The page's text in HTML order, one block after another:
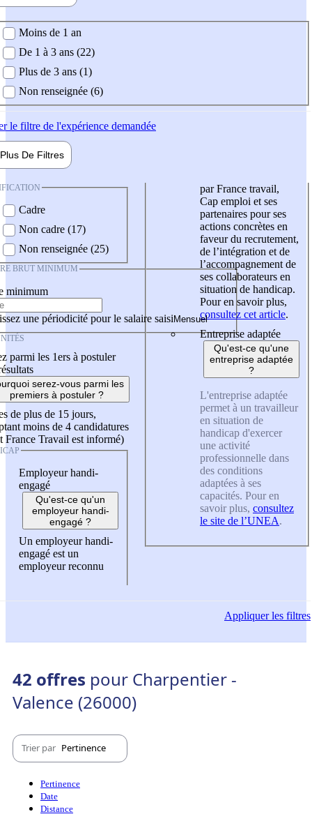
demandée
Moins de 1 an
De 1 à 3 ans (22)
Plus de 3 ans (1)
Non renseignée (6)
le filtre de l'expérience demandée
Plus De Filtres
Cadre
Non cadre (17)
Non renseignée (25)
BRUT MINIMUM
minimum
une périodicité pour le salaire saisi
parmi les 1ers à postuler
serez-vous parmi les
premiers à postuler ?
de plus de 15 jours,
moins de 4 candidatures
France Travail est informé)
Employeur handi-
engagé
Qu'est-ce qu'un
employeur handi-
engagé ?
Un employeur handi-
engagé est un
employeur reconnu
par France travail,
Cap emploi et ses
partenaires pour ses
actions concrètes en
faveur du recrutement,
de l’intégration et de
l’accompagnement de
ses collaborateurs en
situation de handicap.
Pour en savoir plus,
consultez cet article.
Entreprise adaptée
Qu'est-ce qu'une
entreprise adaptée
?
L'entreprise adaptée
permet à un travailleur
en situation de
handicap d'exercer
une activité
professionnelle dans
des conditions
adaptées à ses
capacités. Pour en
savoir plus, consultez
le site de l’UNEA.
Appliquerles filtres
42 offres pour Charpentier -
Valence (26000)
Trier par Pertinence
Pertinence
Date
Distance